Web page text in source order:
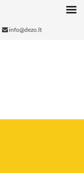
info@dezo.lt